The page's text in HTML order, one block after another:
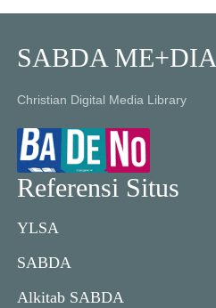
SABDA ME+DIA
Christian Digital Media Library
Referensi Situs
YLSA
SABDA
Alkitab SABDA